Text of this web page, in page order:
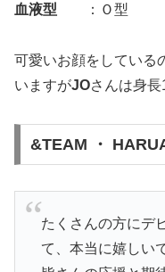
血液型 ：Ｏ型
可愛いお顔をしている
いますがJOさんは身
&TEAM ・
たくさんの方にデ
て、本当に嬉しい